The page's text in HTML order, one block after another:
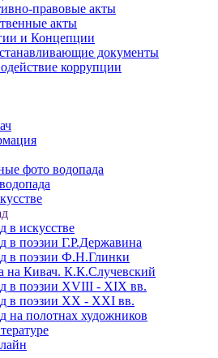
правовые акты
акты
и Концепции
документы
коррупции
фото водопада
в искусстве
в поэзии Г.Р.Державина
в поэзии Ф.Н.Глинки
на Кивач. К.К.Случевский
в поэзии XVIII - XIX вв.
в поэзии XX - XXI вв.
на полотнах художников